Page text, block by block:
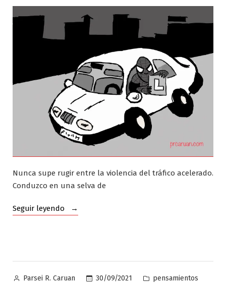
Nunca supe rugir entre la violencia del tráfico acelerado.
Conduzco en una selva de
Seguir leyendo
«Un
Publicado
Parsei R. Caruan 30/09/2021
Publicado
pensamientos